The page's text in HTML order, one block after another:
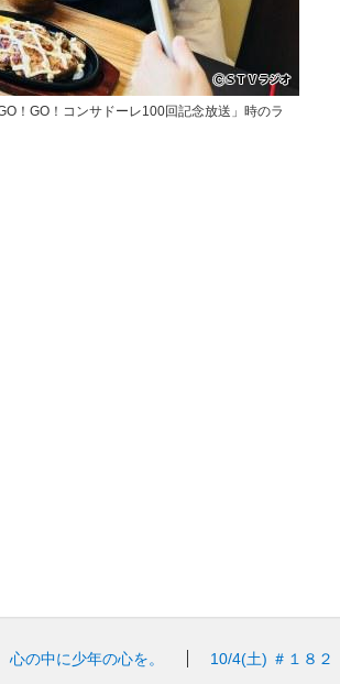
！GO！コンサドーレ100回記念放送」時のラ
の中に少年の心を。 10/4(土) ＃１８